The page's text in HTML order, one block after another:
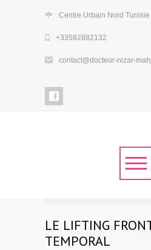
Centre Urbain Nord Tunisie
+33582882132
contact@docteur-nizar-
LE LIFTING
TEMPORAL